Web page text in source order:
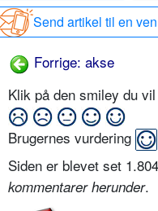
Send artikel til en ven
Forrige: akse
Klik på den smiley du
Brugernes vurdering
Siden er blevet set
kommentarer herunder.